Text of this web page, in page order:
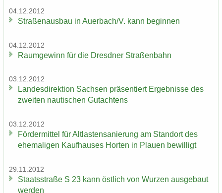
04.12.2012
Stra­ßen­aus­bau in Au­er­bach/V. kann be­gin­nen
04.12.2012
Raum­ge­winn für die Dresd­ner Stra­ßen­bahn
03.12.2012
Lan­des­di­rek­ti­on Sach­sen prä­sen­tiert Er­geb­nis­se des
zwei­ten nau­ti­schen Gut­ach­tens
03.12.2012
För­der­mit­tel für Alt­las­ten­sa­nie­rung am Stand­ort des
ehe­ma­li­gen Kauf­hau­ses Hor­ten in Plau­en be­wil­ligt
29.11.2012
Staats­stra­ße S 23 kann öst­lich von Wur­zen aus­ge­baut
wer­den